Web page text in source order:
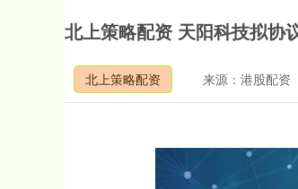
北上策略配资 天阳科技拟协
北上策略配资 来源：港股配资